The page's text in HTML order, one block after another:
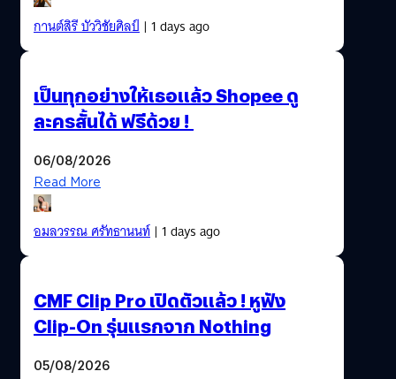
กานต์สิรี บัววิชัยศิลป์| 1 days ago
เป็นทุกอย่างให้เธอแล้ว Shopee ดู
ละครสั้นได้ ฟรีด้วย !
06/08/2026
Read More
อมลวรรณ ศรัทธานนท์| 1 days ago
CMF Clip Pro เปิดตัวแล้ว ! หูฟัง
Clip-On รุ่นแรกจาก Nothing
05/08/2026